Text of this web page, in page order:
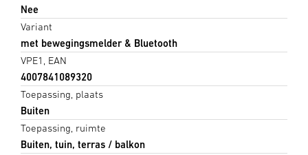
Nee
Variant
met bewegingsmelder & Bluetooth
VPE1, EAN
4007841089320
Toepassing, plaats
Buiten
Toepassing, ruimte
Buiten, tuin, terras / balkon